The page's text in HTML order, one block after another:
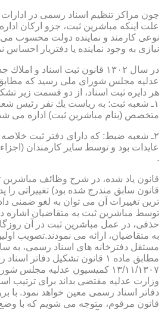
چون مراكز تنظیم اسناد رسمی در ادارات
علت اینكه مباشرین ثبت، جزو اركان
نوعی كارمند و نماینده دولت محسوب می
نیازی به وجود نماینده یا دفتریار
در سال ۱۳۰۲ قانون ثبت اسناد و
هر دایره ثبت اسناد، از دو قسمت زیر
۱ـ شعبه ثبت: به ریاست یك نفر رئیس
متخصص (بنام مباشرین ثبت) اداره می
۲ـ شعبه ضبط: كه دارای دفتر ثبت خلاصه
عایدات بود و توسط سایر كارمندان
.
قانون سابق مندرج شده بود) تغییراتی را
ترین تغییرات آن می توان به لغو ضمنی
توسط مباشرین ثبت به متقاضیان اشاره
حذفی، در عمل مباشرین ثبت در آن
به متقاضیان، ارائه می نمودند.تصویب
مطابق ماده ۱ قانون تشكیل دفاتر
۱۳/۱۱/۱۳۰۷ كمیسیون عدلیه
وزارت عدلیه مقتضی بداند برای ترتیب
دفاتر اسناد رسمی معین خواهد نمود. با
قانون مرقوم، متوجه می شویم كه با وضع